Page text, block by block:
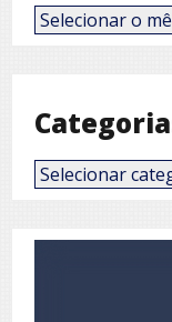
Posts
por
Categorias
de